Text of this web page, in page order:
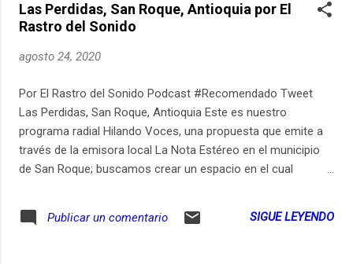
municipio de San Roque, Antioquia. Hilando Voces.
Las Perdidas, San Roque, Antioquia por El
Rastro del Sonido
agosto 24, 2020
Por El Rastro del Sonido Podcast #Recomendado Tweet
Las Perdidas, San Roque, Antioquia Este es nuestro
programa radial Hilando Voces, una propuesta que emite a
través de la emisora local La Nota Estéreo en el municipio
de San Roque; buscamos crear un espacio en el cual
compartir las voces de profesores y estudiantes pensando
Publicar un comentario SIGUE LEYENDO